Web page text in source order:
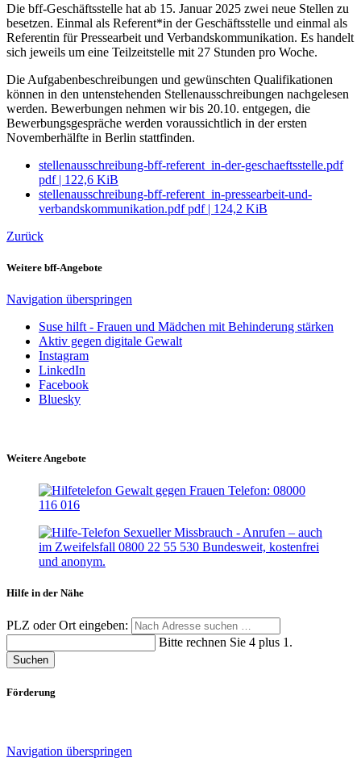
Die bff-Geschäftsstelle hat ab 15. Januar 2025 zwei neue Stellen zu
besetzen. Einmal als Referent*in der Geschäftsstelle und einmal als
Referentin für Pressearbeit und Verbandskommunikation. Es handelt
sich jeweils um eine Teilzeitstelle mit 27 Stunden pro Woche.
Die Aufgabenbeschreibungen und gewünschten Qualifikationen
können in den untenstehenden Stellenausschreibungen nachgelesen
werden. Bewerbungen nehmen wir bis 20.10. entgegen, die
Bewerbungsgespräche werden voraussichtlich in der ersten
Novemberhälfte in Berlin stattfinden.
stellenausschreibung-bff-referent_in-der-geschaeftsstelle.pdf
pdf| 122,6 KiB
stellenausschreibung-bff-referent_in-pressearbeit-und-
verbandskommunikation.pdfpdf| 124,2 KiB
Zurück
Weitere bff-Angebote
Navigation überspringen
Suse hilft - Frauen und Mädchen mit Behinderung stärken
Aktiv gegen digitale Gewalt
Instagram
LinkedIn
Facebook
Bluesky
Weitere Angebote
Hilfe in der Nähe
PLZ oder Ort eingeben:
Bitte rechnen Sie 4 plus 1.
Suchen
Förderung
Navigation überspringen